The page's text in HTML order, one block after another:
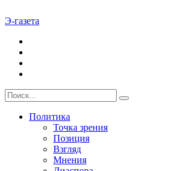
Э-газета
Политика
Точка зрения
Позиция
Взгляд
Мнения